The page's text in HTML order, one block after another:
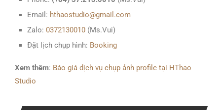
Email: hthaostudio@gmail.com
Zalo: 0372130010 (Ms.Vui)
Đặt lịch chụp hình: Booking
Xem thêm: Báo giá dịch vụ chụp ảnh profile tại HThao
Studio